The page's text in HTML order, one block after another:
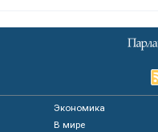
Экономика
В мире